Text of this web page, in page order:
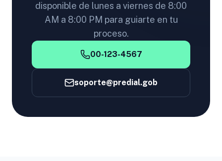
disponible de lunes a viernes de 8:00
AM a 8:00 PM para guiarte en tu
proceso.
00-123-4567
soporte@predial.gob